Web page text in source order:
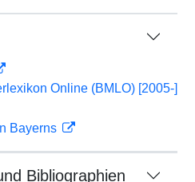
Online (BMLO) [2005-]
Bayerns
Bibliographien